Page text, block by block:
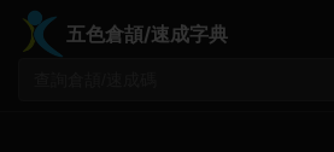
五色倉頡/速成字典